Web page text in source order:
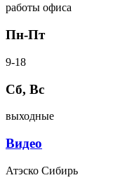
работы офиса
Пн-Пт
9-18
Сб, Вс
выходные
Видео
Атэско Сибирь